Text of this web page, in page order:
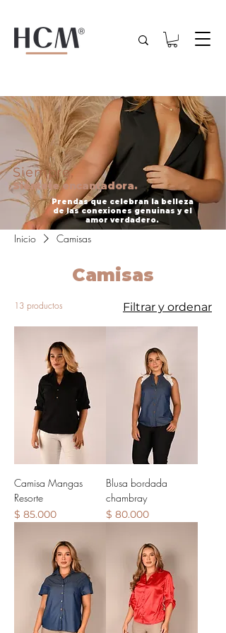
Siempre,
Siéntete encantadora.
Prendas que celebran la belleza
de las conexiones genuinas y el
amor verdadero.
Inicio Camisas
Camisas
13 productos Filtrar y ordenar
Camisa Mangas
Resorte
Precio
$ 85.000
Blusa bordada
chambray
Precio
$ 80.000